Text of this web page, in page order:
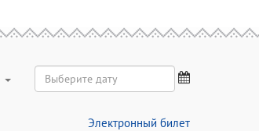
Электронный билет